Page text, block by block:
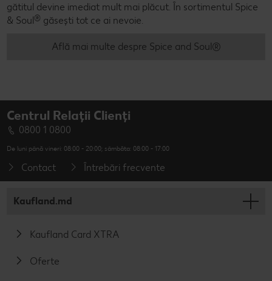
gătitul devine imediat mult mai plăcut. În sortimentul Spice
& Soul® găsești tot ce ai nevoie.
Află mai multe despre Spice and Soul®
Centrul Relații Clienți
0800 1 0800
De luni până vineri: 08:00 - 20:00; sâmbăta: 08:00 - 17:00
Contact Întrebări frecvente
Kaufland.md
Kaufland Card XTRA
Oferte